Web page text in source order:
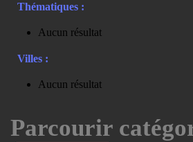
Thématiques :
Aucun résultat
Villes :
Aucun résultat
Parcourir